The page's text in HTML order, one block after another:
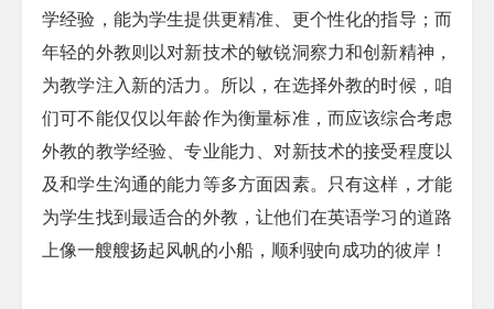
学经验，能为学生提供更精准、更个性化的指导；而
年轻的外教则以对新技术的敏锐洞察力和创新精神，
为教学注入新的活力。所以，在选择外教的时候，咱
们可不能仅仅以年龄作为衡量标准，而应该综合考虑
外教的教学经验、专业能力、对新技术的接受程度以
及和学生沟通的能力等多方面因素。只有这样，才能
为学生找到最适合的外教，让他们在英语学习的道路
上像一艘艘扬起风帆的小船，顺利驶向成功的彼岸！